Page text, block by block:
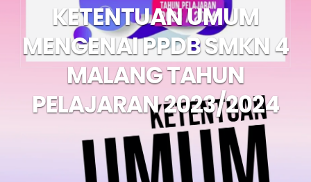
KETENTUAN UMUM
MENGENAI PPDB SMKN 4
MALANG TAHUN
PELAJARAN 2023/2024